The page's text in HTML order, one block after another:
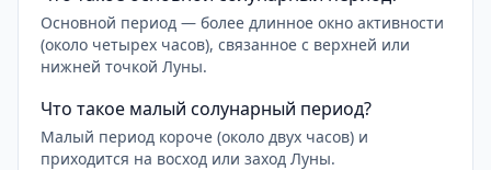
Основной период — более длинное окно активности
(около четырех часов), связанное с верхней или
нижней точкой Луны.
Что такое малый солунарный период?
Малый период короче (около двух часов) и
приходится на восход или заход Луны.